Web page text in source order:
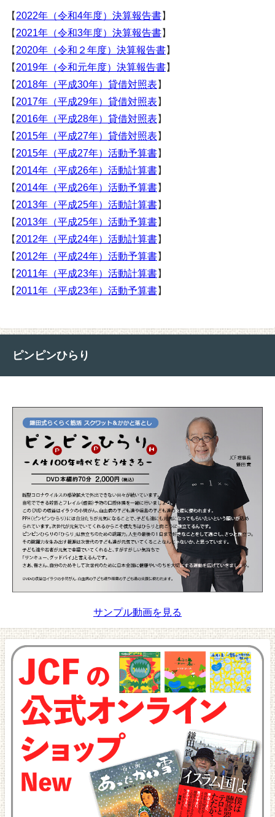
【 2022年（令和4年度）決算報告書】
【 2021年（令和3年度）決算報告書】
【 2020年（令和２年度）決算報告書】
【 2019年（令和元年度）決算報告書】
【 2018年（平成30年）貸借対照表 】
【 2017年（平成29年）貸借対照表 】
【 2016年（平成28年）貸借対照表 】
【 2015年（平成27年）貸借対照表 】
【 2015年（平成27年）活動予算書】
【 2014年（平成26年）活動計算書】
【 2014年（平成26年）活動予算書】
【 2013年（平成25年）活動計算書】
【 2013年（平成25年）活動予算書】
【 2012年（平成24年）活動計算書】
【 2012年（平成24年）活動予算書】
【 2011年（平成23年）活動計算書】
【 2011年（平成23年）活動予算書】
ピンピンひらり
サンプル動画を見る